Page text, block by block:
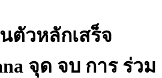
ตัวหลักเสร็จ
จุด จบ การ ร่วม